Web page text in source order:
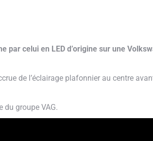
par celui en LED d’origine sur une
de l’éclairage plafonnier au centre
du groupe VAG.